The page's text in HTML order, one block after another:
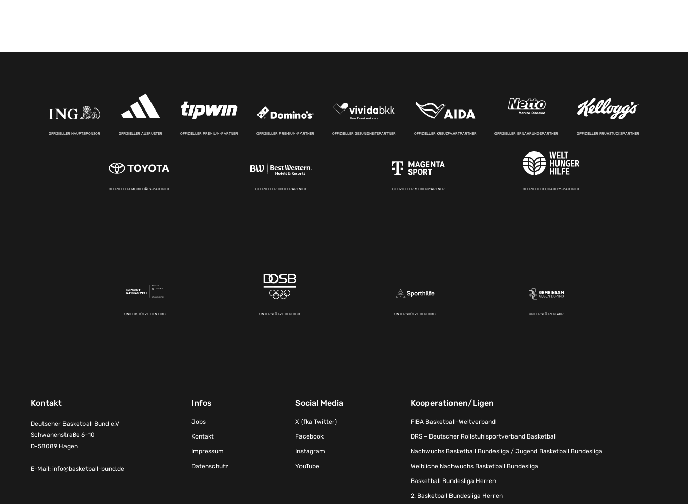
OFFIZIELLER HAUPTSPONSOR OFFIZIELLER AUSRÜSTER OFFIZIELLER PREMIUM-PARTNER OFFIZIELLER PREMIUM-PARTNER OFFIZIELLER GESUNDHEITSPARTNER OFFIZIELLER KREUZFAHRTPARTNER OFFIZIELLER ERNÄHRUNGSPARTNER OFFIZIELLER FRÜHSTÜCKSPARTNER
OFFIZIELLER MOBILITÄTS-PARTNER OFFIZIELLER HOTELPARTNER OFFIZIELLER MEDIENPARTNER OFFIZIELLER CHARITY-PARTNER
UNTERSTÜTZT DEN DBB UNTERSTÜTZT DEN DBB UNTERSTÜTZT DEN DBB UNTERSTÜTZEN WIR
Kontakt
Deutscher Basketball Bund e.V
Schwanenstraße 6-10
D-58089 Hagen
E-Mail: info@basketball-bund.de
Infos
Jobs
Kontakt
Impressum
Datenschutz
Social Media
X (fka Twitter)
Facebook
Instagram
YouTube
Kooperationen/Ligen
FIBA Basketball-Weltverband
DRS – Deutscher Rollstuhlsportverband Basketball
Nachwuchs Basketball Bundesliga / Jugend Basketball Bundesliga
Weibliche Nachwuchs Basketball Bundesliga
Basketball Bundesliga Herren
2. Basketball Bundesliga Herren